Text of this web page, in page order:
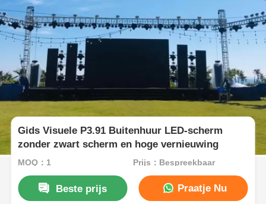
Gids Visuele P3.91 Buitenhuur LED-scherm
zonder zwart scherm en hoge vernieuwing
MOQ：1 Prijs：Bespreekbaar
Beste prijs Praatje Nu